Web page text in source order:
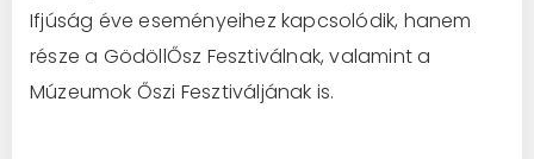
Ifjúság éve eseményeihez kapcsolódik, hanem
része a GödöllŐsz Fesztiválnak, valamint a
Múzeumok Őszi Fesztiváljának is.